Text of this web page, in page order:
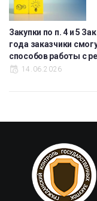
Закупки по п. 4 и 5
года заказчики
способов работы с
14.06.2026